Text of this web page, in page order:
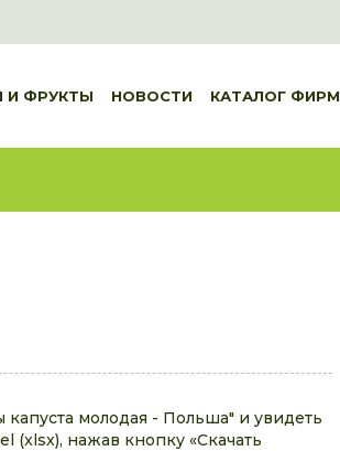
И ФРУКТЫ НОВОСТИ КАТАЛОГ ФИРМ
молодая - Польша" и увидеть
(xlsx), нажав кнопку «Скачать